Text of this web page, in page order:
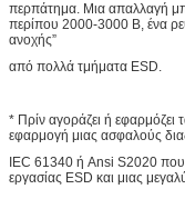
περπάτημα. Μια απαλλαγή
περίπου 2000-3000 Β, ένα
ανοχής”
από πολλά τμήματα ESD.
* Πρίν αγοράζει ή εφαρμόζει
εφαρμογή μιας ασφαλούς
IEC 61340 ή Ansi S2020 που
εργασίας ESD και μιας